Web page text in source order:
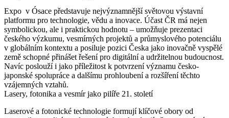
Expo v Ósace představuje nejvýznamnější světovou výstavní
platformu pro technologie, vědu a inovace. Účast ČR má nejen
symbolickou, ale i praktickou hodnotu – umožňuje prezentaci
českého výzkumu, vesmírných projektů a průmyslového potenciálu
v globálním kontextu a posiluje pozici Česka jako inovačně vyspělé
země schopné přinášet řešení pro digitální a udržitelnou budoucnost.
Navíc poslouží i jako příležitost k potvrzení významu česko-
japonské spolupráce a dalšímu prohloubení a rozšíření těchto
vzájemných vztahů.
Lasery, fotonika a vesmír jako pilíře 21. století
Laserové a fotonické technologie formují klíčové obory od